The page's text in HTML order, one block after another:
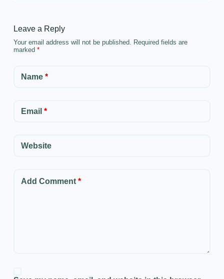
Leave a Reply
Your email address will not be published. Required fields are
marked *
Name*
Email *
Website
Add Comment*